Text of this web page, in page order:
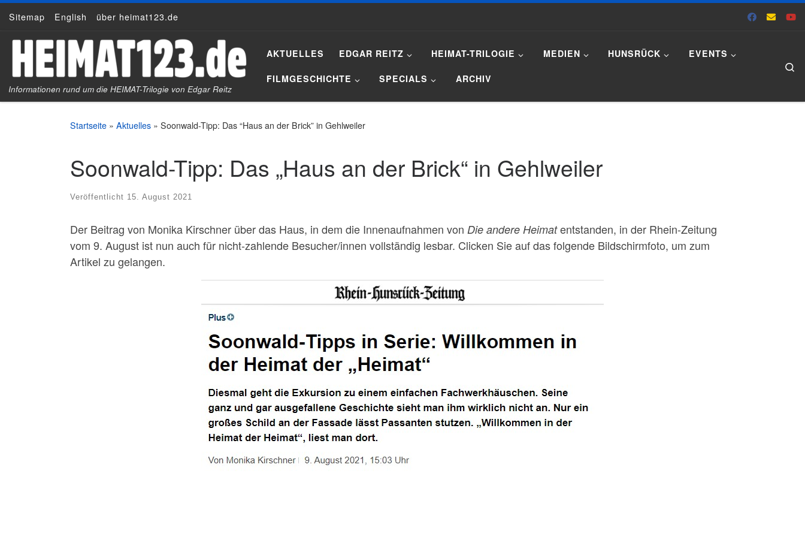
Zum Inhalt springen
Sitemap English über heimat123.de
Informationen rund um die HEIMAT-Trilogie von Edgar Reitz
AKTUELLES EDGAR REITZ HEIMAT-TRILOGIE MEDIEN HUNSRÜCK EVENTS
FILMGESCHICHTE SPECIALS ARCHIV
Startseite » Aktuelles » Soonwald-Tipp: Das “Haus an der Brick” in Gehlweiler
Soonwald-Tipp: Das „Haus an der Brick“ in Gehlweiler
Veröffentlicht 15. August 2021
Der Beitrag von Monika Kirschner über das Haus, in dem die Innenaufnahmen von Die andere Heimatentstanden, in der Rhein-Zeitung
vom 9. August ist nun auch für nicht-zahlende Besucher/innen vollständig lesbar. Clicken Sie auf das folgende Bildschirmfoto, um zum
Artikel zu gelangen.